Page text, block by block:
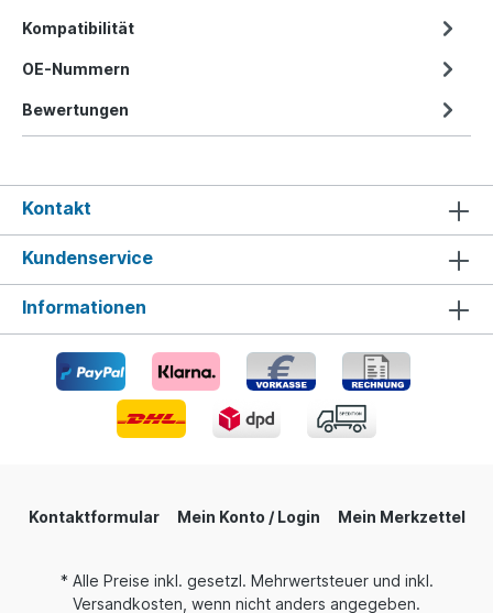
Kompatibilität
OE-Nummern
Bewertungen
Kontakt
Kundenservice
Informationen
Kontaktformular Mein Konto / Login Mein Merkzettel
* Alle Preise inkl. gesetzl. Mehrwertsteuer und inkl.
Versandkosten, wenn nicht anders angegeben.